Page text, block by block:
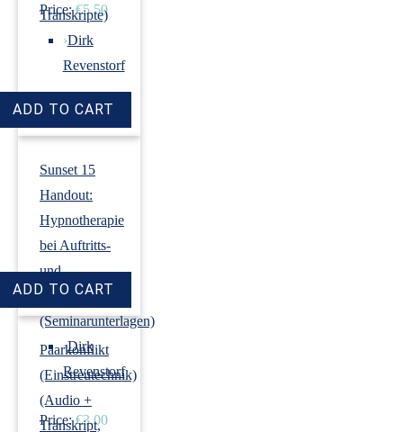
Price: €5.50
Transkripte)
›Dirk
Revenstorf
Price: €18.00
Sunset 15
Handout:
Hypnotherapie
bei Auftritts-
und
Prüfungsangst
(Seminarunterlagen)
›Dirk
Revenstorf
Price: €3.00
Paarkonflikt
(Einstreutechnik)
(Audio +
Transkript,